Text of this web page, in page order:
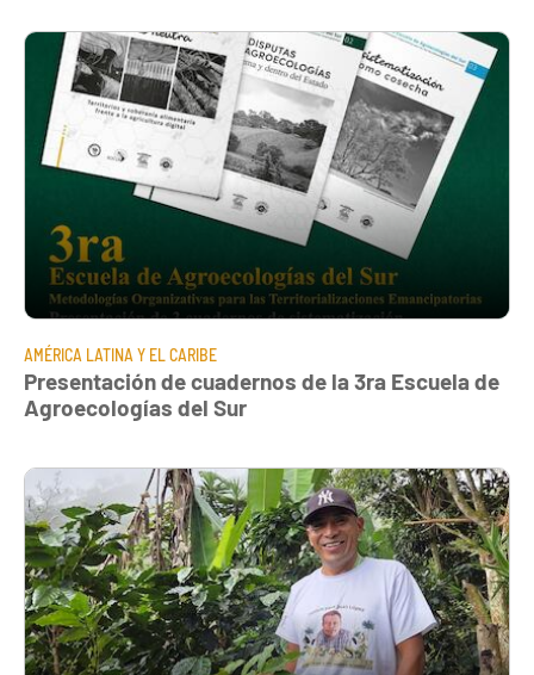
AMÉRICA LATINA Y EL CARIBE
Presentación de cuadernos de la 3ra Escuela de
Agroecologías del Sur